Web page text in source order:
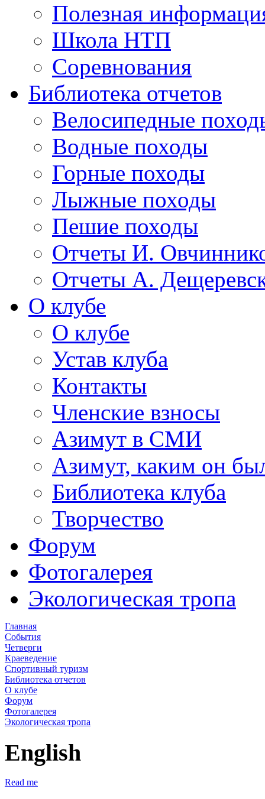
Полезная
Школа НТП
Соревнования
Библиотека отчетов
Велосипедные
Водные походы
Горные походы
Лыжные походы
Пешие походы
Отчеты И.
Отчеты А.
О клубе
О клубе
Устав клуба
Контакты
Членские взносы
Азимут в СМИ
Азимут, каким он
Библиотека клуба
Творчество
Форум
Фотогалерея
Экологическая тропа
Главная
События
Четверги
Краеведение
Спортивный туризм
Библиотека отчетов
О клубе
Форум
Фотогалерея
Экологическая тропа
English
Read me